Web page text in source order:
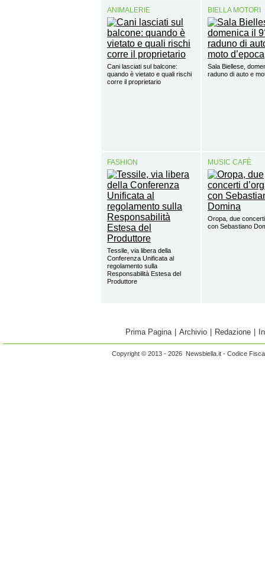
ANIMALERIE
Cani lasciati sul balcone:
quando è vietato e quali rischi
corre il proprietario
BIELLA MOTORI
Sala Biellese,
raduno di auto e
FASHION
Tessile, via libera della
Conferenza Unificata al
regolamento sulla
Responsabilità Estesa del
Produttore
MUSIC CAFÈ
Oropa, due concerti
con Sebastiano
Prima Pagina | Archivio | Redazione |
Copyright © 2013 - 2026 Newsbiella.it - Codice